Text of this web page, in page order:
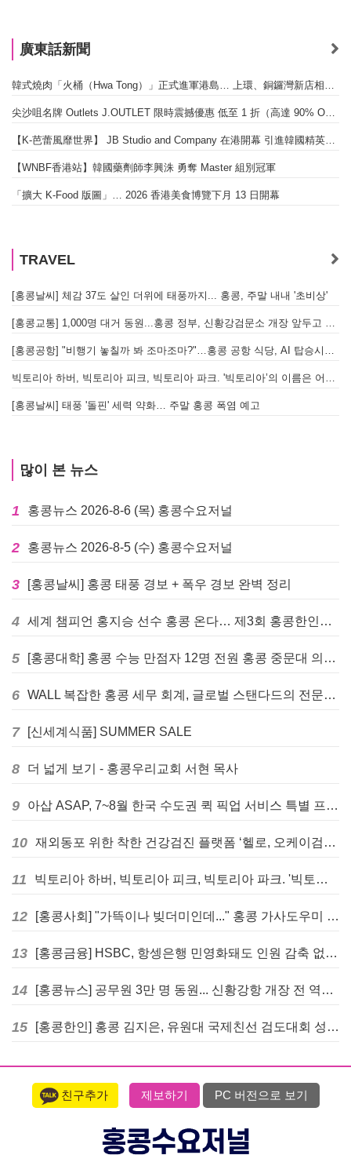
廣東話新聞
【WNBF香港站】韓國藥劑師李興洙 勇奪 Master 組別冠軍
「擴大 K-Food 版圖」… 2026 香港美食博覽下月 13 日開幕
TRAVEL
[홍콩날씨] 체감 37도 살인 더위에 태풍까지... 홍콩, 주말 내내 '초비상'
[홍콩날씨] 태풍 '돌핀' 세력 약화… 주말 홍콩 폭염 예고
많이 본 뉴스
1 홍콩뉴스 2026-8-6 (목) 홍콩수요저널
2 홍콩뉴스 2026-8-5 (수) 홍콩수요저널
3 [홍콩날씨] 홍콩 태풍 경보 + 폭우 경보 완벽 정리
4 세계 챔피언 홍지승 선수 홍콩 온다… 제3회 홍콩한인팔씨름대회 9월 12일 개최
5 [홍콩대학] 홍콩 수능 만점자 12명 전원 홍콩 중문대 의대 진학
6 WALL 복잡한 홍콩 세무 회계, 글로벌 스탠다드의 전문가들이 답을 드립니다! - 법인설립, 회계, 감사
7 [신세계식품] SUMMER SALE
8 더 넓게 보기 - 홍콩우리교회 서현 목사
9 아삽 ASAP, 7~8월 한국 수도권 퀵 픽업 서비스 특별 프로모션 실시
10 재외동포 위한 착한 건강검진 플랫폼 ‘헬로, 오케이검진’ 서비스 개시
11 빅토리아 하버, 빅토리아 피크, 빅토리아 파크. '빅토리아’의 이름은 어떻게 온 걸까? - [이승권 원장의 생활칼럼]
12 [홍콩사회] "가뜩이나 빚더미인데..." 홍콩 가사도우미 대출 전면 금지 촉구
13 [홍콩금융] HSBC, 항셍은행 민영화돼도 인원 감축 없다... 독립 브랜드 유지
14 [홍콩뉴스] 공무원 3만 명 동원... 신황강항 개장 전 역대급 훈련 실시
15 [홍콩한인] 홍콩 김지은, 유원대 국제친선 검도대회 성인단체전 우승
친구추가 제보하기 PC 버전으로 보기